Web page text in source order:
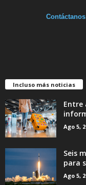
Incluso más noticias
Entre
Ago 5,
Seis
para
Ago 5,